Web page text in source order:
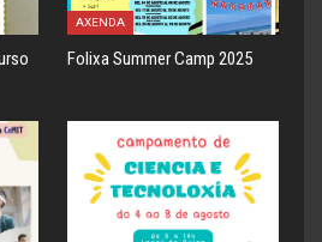
AXENDA
Folixa Summer Camp 2025